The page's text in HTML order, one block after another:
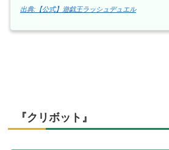
出典:【公式】遊戯王ラッシュデュエル
『クリボット』